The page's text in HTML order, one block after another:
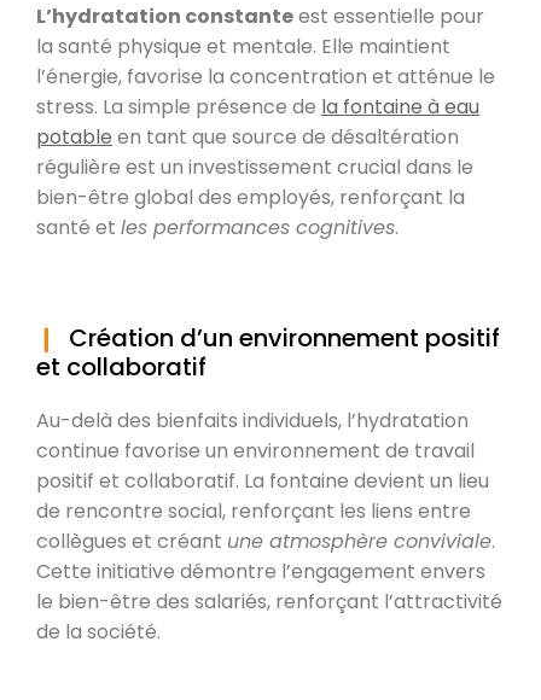
L’hydratation constanteest essentielle pour
la santé physique et mentale. Elle maintient
l’énergie, favorise la concentration et atténue le
stress. La simple présence de la fontaine à eau
potable en tant que source de désaltération
régulière est un investissement crucial dans le
bien-être global des employés, renforçant la
santé et les performances cognitives.
Création d’un environnement positif
et collaboratif
Au-delà des bienfaits individuels, l’hydratation
continue favorise un environnement de travail
positif et collaboratif. La fontaine devient un lieu
de rencontre social, renforçant les liens entre
collègues et créant une atmosphère conviviale.
Cette initiative démontre l’engagement envers
le bien-être des salariés, renforçant l’attractivité
de la société.